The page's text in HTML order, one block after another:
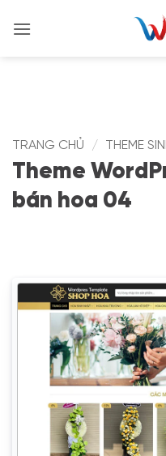
qua
TRANG CHỦ / THEME
Theme
bán hoa 04